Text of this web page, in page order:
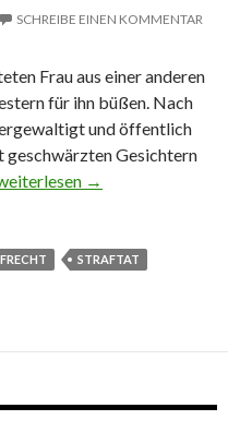
SCHREIBE EINEN KOMMENTAR
Frau aus einer anderen
für ihn büßen. Nach
und öffentlich
geschwärzten Gesichtern
Länder – Heute: Indien
→
STRAFTAT